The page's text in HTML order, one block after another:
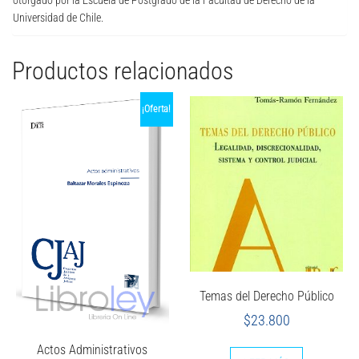
Universidad de Chile.
Productos relacionados
¡Oferta!
Actos Administrativos
Temas del Derecho Público
$23.800